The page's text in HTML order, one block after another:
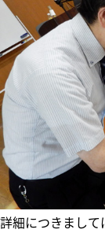
詳細につきまし